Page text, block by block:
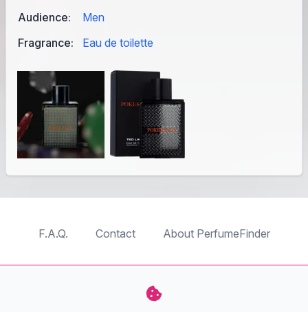
Audience:
Men
Fragrance:
Eau de toilette
F.A.Q. Contact About PerfumeFinder